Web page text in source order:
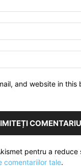
and website in this
pentru a reduce
comentariilor tale.